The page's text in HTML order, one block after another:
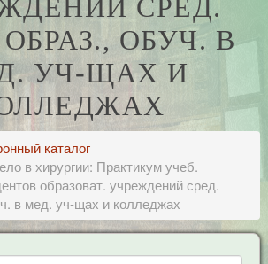
СРЕД.
ОБУЧ. В
УЧ-ЩАХ И
каталог
в хирургии: Практикум учеб.
образоват. учреждений сред.
в мед. уч-щах и колледжах